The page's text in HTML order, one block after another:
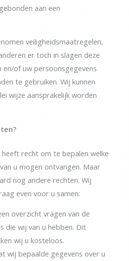
aan een
veiligheidsmaatregelen,
er toch in slagen deze
of uw persoonsgegevens
te gebruiken. Wij kunnen
wijze aansprakelijk worden
recht om te bepalen welke
u mogen ontvangen. Maar
nog andere rechten. Wij
even voor u samen:
overzicht vragen van de
die wij van u hebben. Dit
wij u kosteloos.
wij bepaalde gegevens over u